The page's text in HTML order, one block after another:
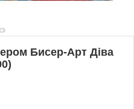
Бисер-Арт Діва